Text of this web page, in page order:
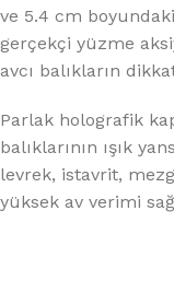
ve 5.4 cm
gerçekçi yüzme
avcı balıkların
Parlak holografik
balıklarının ışık
levrek, istavrit,
yüksek av verimi